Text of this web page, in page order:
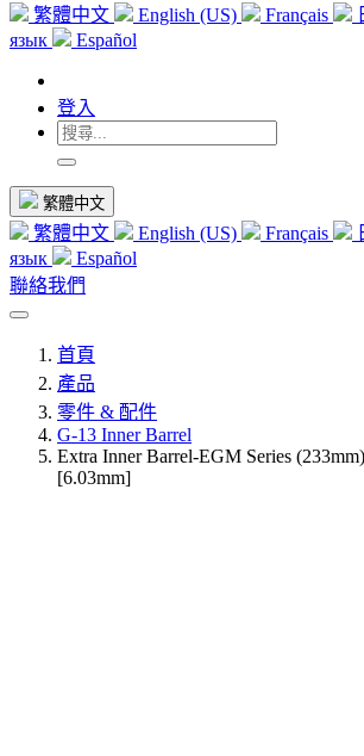
繁體中文 English (US) Français
язык
Español
登入
繁體中文
繁體中文 English (US) Français
язык
Español
聯絡我們
首頁
產品
零件 & 配件
G-13 Inner Barrel
Extra Inner Barrel-EGM Series
[6.03mm]